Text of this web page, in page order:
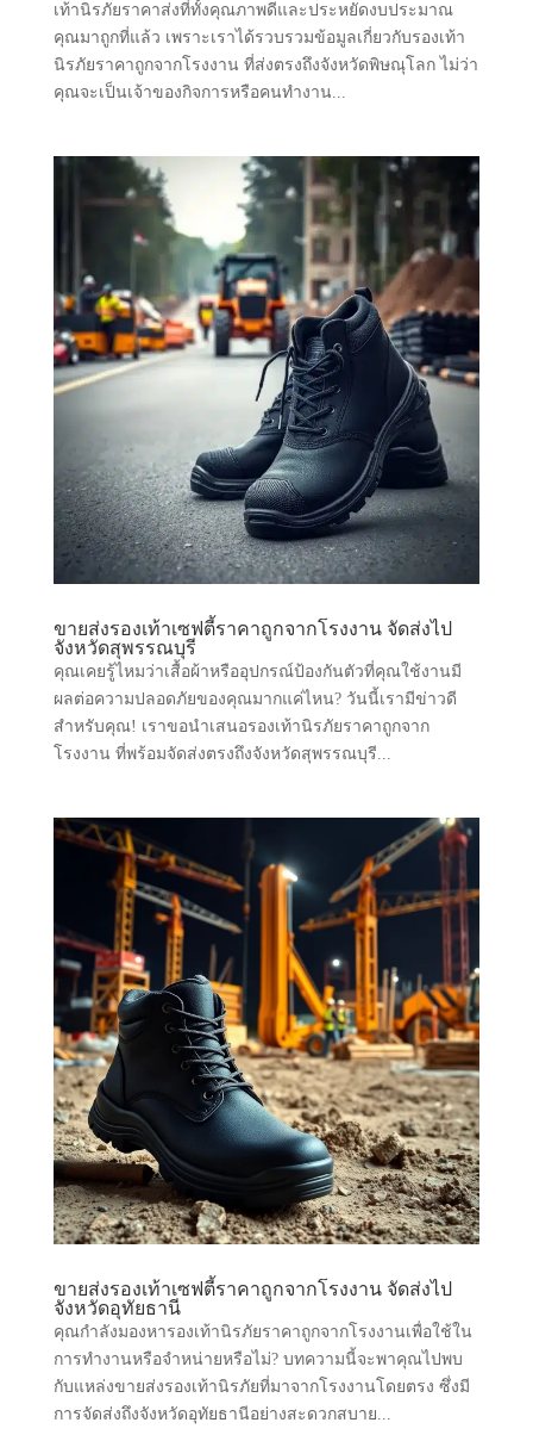
เท้านิรภัยราคาส่งที่ทั้งคุณภาพดีและประหยัดงบประมาณ
คุณมาถูกที่แล้ว เพราะเราได้รวบรวมข้อมูลเกี่ยวกับรองเท้า
นิรภัยราคาถูกจากโรงงาน ที่ส่งตรงถึงจังหวัดพิษณุโลก ไม่ว่า
คุณจะเป็นเจ้าของกิจการหรือคนทำงาน...
ขายส่งรองเท้าเซฟตี้ราคาถูกจากโรงงาน จัดส่งไป
จังหวัดสุพรรณบุรี
คุณเคยรู้ไหมว่าเสื้อผ้าหรืออุปกรณ์ป้องกันตัวที่คุณใช้งานมี
ผลต่อความปลอดภัยของคุณมากแค่ไหน? วันนี้เรามีข่าวดี
สำหรับคุณ! เราขอนำเสนอรองเท้านิรภัยราคาถูกจาก
โรงงาน ที่พร้อมจัดส่งตรงถึงจังหวัดสุพรรณบุรี...
ขายส่งรองเท้าเซฟตี้ราคาถูกจากโรงงาน จัดส่งไป
จังหวัดอุทัยธานี
คุณกำลังมองหารองเท้านิรภัยราคาถูกจากโรงงานเพื่อใช้ใน
การทำงานหรือจำหน่ายหรือไม่? บทความนี้จะพาคุณไปพบ
กับแหล่งขายส่งรองเท้านิรภัยที่มาจากโรงงานโดยตรง ซึ่งมี
การจัดส่งถึงจังหวัดอุทัยธานีอย่างสะดวกสบาย...